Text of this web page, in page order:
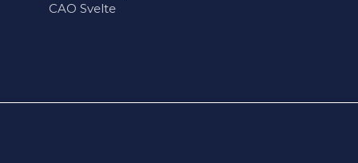
CAO Svelte